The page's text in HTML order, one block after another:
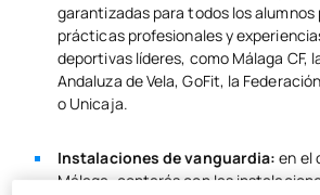
garantizadas para todos los alumnos
prácticas profesionales y
deportivas líderes, como Málaga CF,
Andaluza de Vela, GoFit, la
o Unicaja.
Instalaciones de vanguardia: en el
Málaga, contarás con las